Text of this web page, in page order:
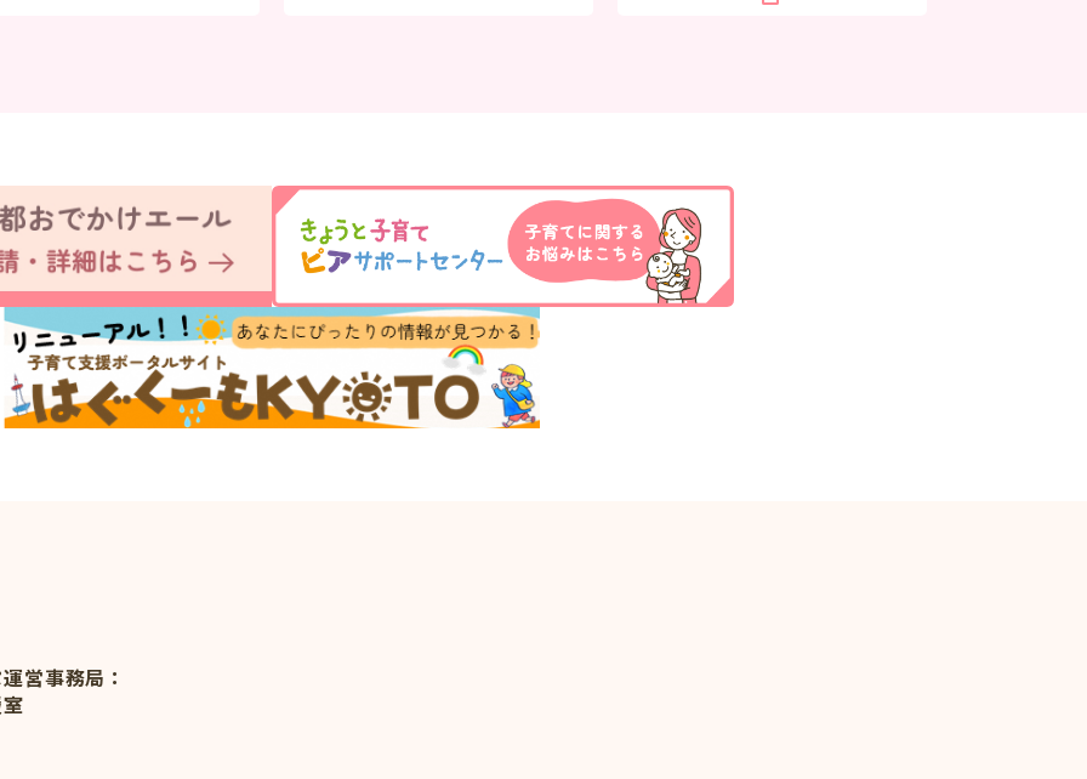
営事務局：